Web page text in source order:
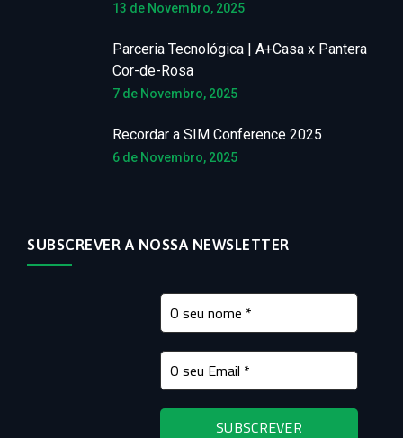
13 de Novembro, 2025
Parceria Tecnológica | A+Casa x Pantera
Cor-de-Rosa
7 de Novembro, 2025
Recordar a SIM Conference 2025
6 de Novembro, 2025
SUBSCREVER A NOSSA NEWSLETTER